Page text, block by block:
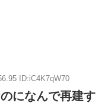
ID:iC4K7qW70
になんで再建す